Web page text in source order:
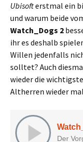
Ubisofterstmal ein
und warum beide
Watch_Dogs 2
ihr es deshalb
Willen jedenfalls
solltet? Auch
wieder die
Altherren wieder